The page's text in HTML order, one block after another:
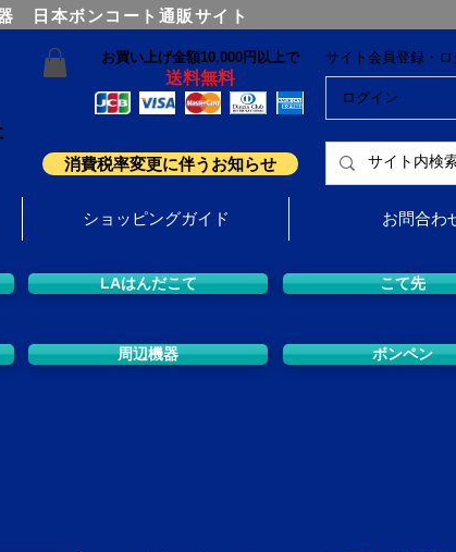
日本ボンコート通販サイト
お買い上げ金額10,000円以上で
送料無料
消費税率変更に伴うお知らせ
サイト会員登録・
ログイン
ショッピングガイド お問合わ
LAはんだこて こて先
周辺機器 ボンペン